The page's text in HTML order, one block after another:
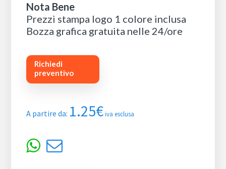
Nota Bene
Prezzi stampa logo 1 colore inclusa
Bozza grafica gratuita nelle 24/ore
Richiedi
preventivo
A partire da: 1.25€ iva esclusa